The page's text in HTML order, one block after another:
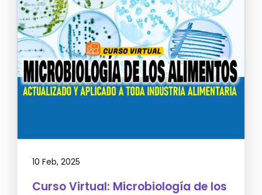
10 Feb, 2025
Curso Virtual: Microbiología de los